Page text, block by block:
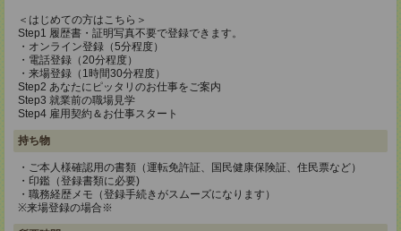
＜はじめての方はこちら＞
Step1 履歴書・証明写真不要で登録できます。
・オンライン登録（5分程度）
・電話登録（20分程度）
・来場登録（1時間30分程度）
Step2 あなたにピッタリのお仕事をご案内
Step3 就業前の職場見学
Step4 雇用契約＆お仕事スタート
持ち物
・ご本人様確認用の書類（運転免許証、国民健康保険証、住民票など）
・印鑑（登録書類に必要)
・職務経歴メモ（登録手続きがスムーズになります）
※来場登録の場合※